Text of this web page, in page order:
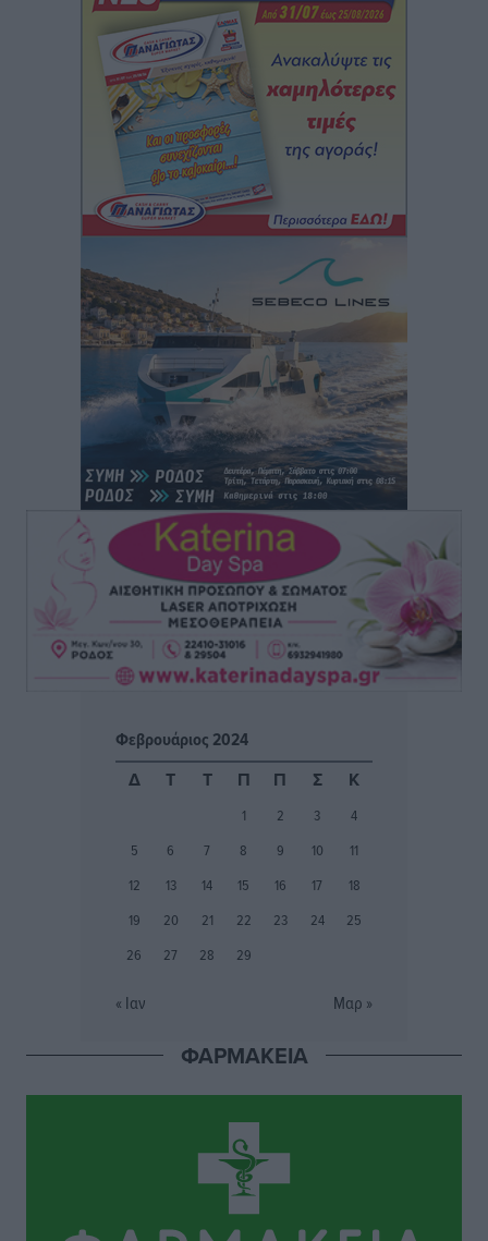
5χρονο παιδί
Τοπικές Ειδήσεις• πριν 3 ώρες
“Η Ευρώπη αντιμετώπιζε το προσφυγικό σαν ταινία
τρόμου” – Η συγκλονιστική μαρτυρία της Χαρούλας
Γιασιράνη στον RV για τα γεγονότα που οδήγησαν στο
Σύμφωνο της Λέρου
Τοπικές Ειδήσεις• πριν 3 ώρες
Συναυλία με τον Γιάννη Κότσιρα στις 21 Αυγούστου
Πολιτιστικά• πριν 3 ώρες
Έκτακτη συνεδρίαση της Δημοτικής Επιτροπής Ρόδου
αύριο Παρασκευή 7 Αυγούστου
Τοπικές Ειδήσεις πριν 3 ώρες
ΑΕΡΑ: Δεν σταματάει να ενισχύεται, νέο απόκτημα ο
Μητρόπουλος
Αθλητικά• πριν 3 ώρες
Κλεάνθης: Δουλειές μετά ευχαριστιών στο γήπεδο,
ατομικό για δύο
Αθλητικά πριν 3 ώρες
Φοίβος: Εν αναμονή του Νίκου Λαζίδη
Εθνικός Αρχίπολης: Μεγάλο βήμα προόδου η ίδρυση
Ιππότες: Με το βλέμμα στραμμένο στο μέλλον
Ολοκλήρωση του έργου αναβάθμισης των
υποδομών του Νεστορίδειου Μελάθρου
Φεβρουάριος 2024
Δ
Τ Τ Π Π Σ Κ
1 2 3
4
5
6 7 8 9 10
11
12
13 14 15 16 17
18
19
20 21 22 23 24
25
26
27 28 29
« Ιαν Μαρ »
ΦΑΡΜΑΚΕΙΑ